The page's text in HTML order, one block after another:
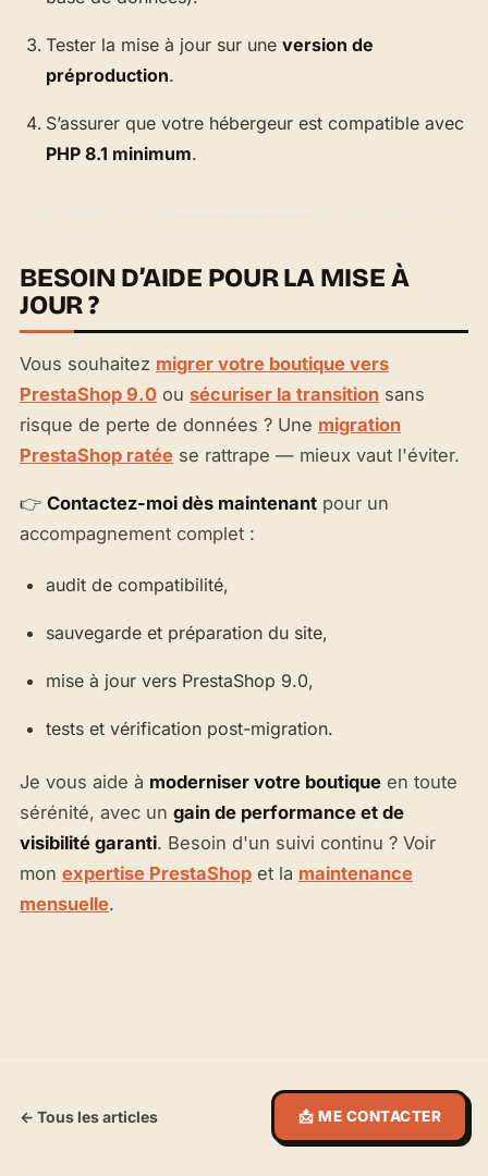
Tester la mise à jour sur une version de
préproduction.
S’assurer que votre hébergeur est compatible avec
PHP 8.1 minimum.
BESOIN D’AIDE POUR LA MISE À
JOUR ?
Vous souhaitez migrer votre boutique vers
PrestaShop 9.0 ou sécuriser la transition sans
risque de perte de données ? Une migration
PrestaShop ratée se rattrape — mieux vaut l'éviter.
👉 Contactez-moi dès maintenant pour un
accompagnement complet :
audit de compatibilité,
sauvegarde et préparation du site,
mise à jour vers PrestaShop 9.0,
tests et vérification post-migration.
Je vous aide à moderniser votre boutique en toute
sérénité, avec un gain de performance et de
visibilité garanti. Besoin d'un suivi continu ? Voir
mon expertise PrestaShop et la maintenance
mensuelle.
← Tous les articles 📩 ME CONTACTER